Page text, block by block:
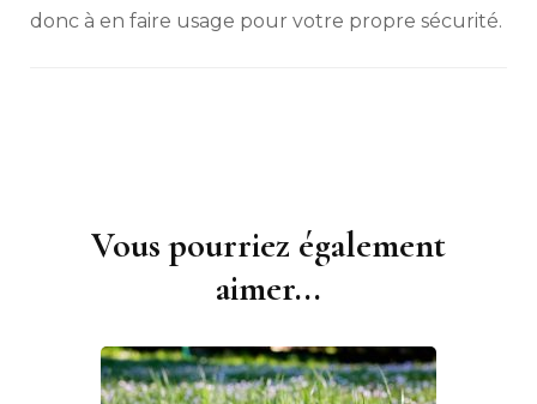
donc à en faire usage pour votre propre sécurité.
NavigationVous pourriez également
aimer...